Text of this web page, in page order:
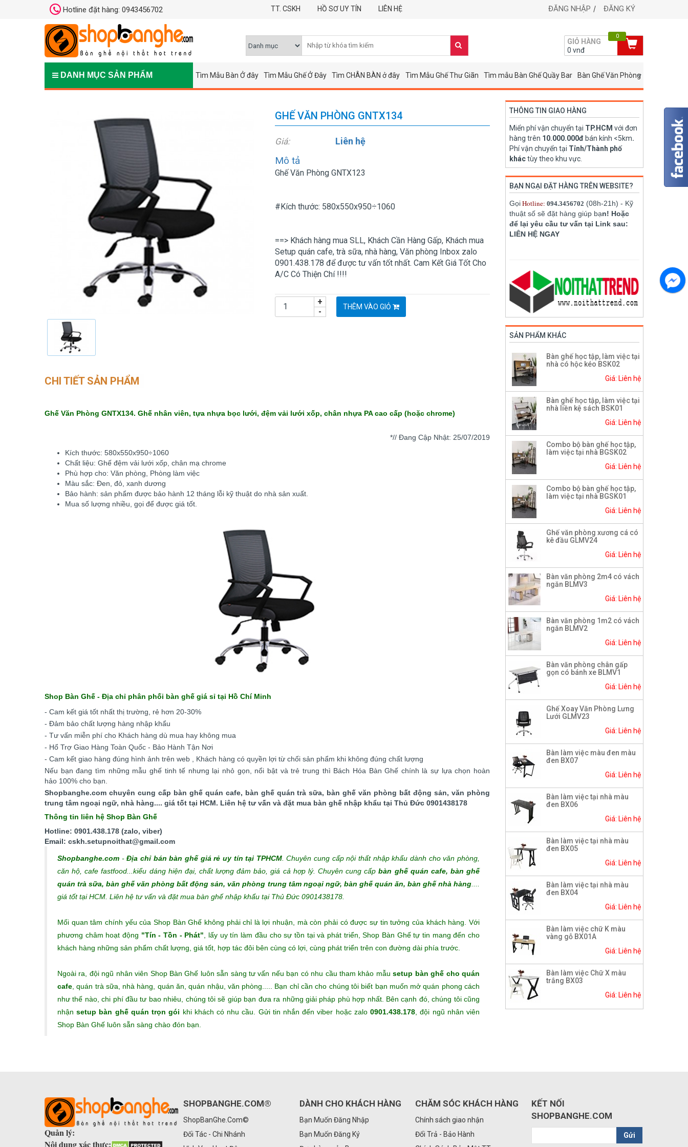
Hotline đặt hàng: 0943456702 TT. CSKH HỒ SƠ UY TÍN LIÊN HỆ ĐĂNG NHẬP ĐĂNG KÝ
GIỎ HÀNG
0 vnđ
0
DANH MỤC SẢN PHẨM Tìm Mẫu Bàn Ở đây Tìm Mẫu Ghế Ở Đây Tìm CHÂN BÀN ở đây Tìm Mẫu Ghế Thư Giãn Tìm mẫu Bàn Ghế Quầy Bar Bàn Ghế Văn Phòng
GHẾ VĂN PHÒNG GNTX134
Giá: Liên hệ
Mô tả
Ghế Văn Phòng GNTX123
#Kích thước: 580x550x950÷1060
==> Khách hàng mua SLL, Khách Cần Hàng Gấp, Khách mua
Setup quán cafe, trà sữa, nhà hàng, Văn phòng Inbox zalo
0901.438.178 để được tư vấn tốt nhất. Cam Kết Giá Tốt Cho
A/C Có Thiện Chí !!!!
-
+ THÊM VÀO GIỎ
CHI TIẾT SẢN PHẨM
Ghế Văn Phòng GNTX134. Ghế nhân viên, tựa nhựa bọc lưới, đệm vải lưới xốp, chân nhựa PA cao cấp (hoặc chrome)
*// Đang Cập Nhật: 25/07/2019
Kích thước: 580x550x950÷1060
Chất liệu: Ghế đệm vải lưới xốp, chân mạ chrome
Phù hợp cho: Văn phòng, Phòng làm việc
Màu sắc: Đen, đỏ, xanh dương
Bảo hành: sản phẩm được bảo hành 12 tháng lỗi kỹ thuật do nhà sản xuất.
Mua số lượng nhiều, gọi để được giá tốt.
Shop Bàn Ghế - Địa chỉ phân phối bàn ghế giá sỉ tại Hồ Chí Minh
- Cam kết giá tốt nhất thị trường, rẻ hơn 20-30%
- Đảm bảo chất lượng hàng nhập khẩu
- Tư vấn miễn phí cho Khách hàng dù mua hay không mua
- Hổ Trợ Giao Hàng Toàn Quốc - Bảo Hành Tận Nơi
- Cam kết giao hàng đúng hình ảnh trên web , Khách hàng có quyền lợi từ chối sản phẩm khi không đúng chất lượng
Nếu bạn đang tìm những mẫu ghế tinh tế nhưng lại nhỏ gọn, nổi bật và trẻ trung thì Bách Hóa Bàn Ghế chính là sự lựa chọn hoàn
hảo 100% cho bạn.
Shopbanghe.com chuyên cung cấp bàn ghế quán cafe, bàn ghế quán trà sữa, bàn ghế văn phòng bất động sản, văn phòng
trung tâm ngoại ngữ, nhà hàng.... giá tốt tại HCM. Liên hệ tư vấn và đặt mua bàn ghế nhập khẩu tại Thủ Đức 0901438178
Thông tin liên hệ Shop Bàn Ghế
Hotline: 0901.438.178 (zalo, viber)
Email: cskh.setupnoithat@gmail.com
Shopbanghe.com -Địa chỉ bán bàn ghế giá rẻ uy tín tại TPHCM. Chuyên cung cấp nội thất nhập khẩu dành cho văn phòng,
căn hộ, cafe fastfood...kiểu dáng hiện đại, chất lượng đảm bảo, giá cả hợp lý. Chuyên cung cấpbàn ghế quán cafe, bàn ghế
quán trà sữa, bàn ghế văn phòng bất động sản, văn phòng trung tâm ngoại ngữ, bàn ghế quán ăn, bàn ghế nhà hàng
giá tốt tại HCM. Liên hệ tư vấn và đặt mua bàn ghế nhập khẩu tại Thủ Đức 0901438178.
Mối quan tâm chính yếu của Shop Bàn Ghế không phải chỉ là lợi nhuận, mà còn phải có được sự tin tưởng của khách hàng. Với
phương châm hoạt động "Tín - Tồn - Phát" , lấy uy tín làm đầu cho sự tồn tại và phát triển, Shop Bàn Ghế tự tin mang đến cho
khách hàng những sản phẩm chất lượng, giá tốt, hợp tác đôi bên cùng có lợi, cùng phát triển trên con đường dài phía trước.
Ngoài ra, đội ngũ nhân viên Shop Bàn Ghế luôn sẵn sàng tư vấn nếu bạn có nhu cầu tham khảo mẫusetup bàn ghế cho quán
cafe , quán trà sữa, nhà hàng, quán ăn, quán nhậu, văn phòng..... Bạn chỉ cần cho chúng tôi biết bạn muốn mở quán phong cách
như thế nào, chi phí đầu tư bao nhiêu, chúng tôi sẽ giúp bạn đưa ra những giải pháp phù hợp nhất. Bên cạnh đó, chúng tôi cũng
nhậnsetup bàn ghế quán trọn gói khi khách có nhu cầu. Gửi tin nhắn đến viber hoặc zalo0901.438.178 , đội ngũ nhân viên
Shop Bàn Ghế luôn sẵn sàng chào đón bạn.
THÔNG TIN GIAO HÀNG
Miển phí vận chuyển tại TP.HCM với đơn
hàng trên 10.000.000đ bán kính <5km.
Phí vận chuyển tại Tỉnh/Thành phố
kháctùy theo khu vực.
BẠN NGẠI ĐẶT HÀNG TRÊN WEBSITE?
GọiHotline: 094.3456702 (08h-21h) - Kỹ
thuật số sẽ đặt hàng giúp bạn! Hoặc
để lại yêu cầu tư vấn tại Link sau:
LIÊN HỆ NGAY
SẢN PHẨM KHÁC
Bàn ghế học tập, làm việc tại
nhà có hộc kéo BSK02
Giá: Liên hệ
Bàn ghế học tập, làm việc tại
nhà liền kệ sách BSK01
Giá: Liên hệ
Combo bộ bàn ghế học tập,
làm việc tại nhà BGSK02
Giá: Liên hệ
Combo bộ bàn ghế học tập,
làm việc tại nhà BGSK01
Giá: Liên hệ
Ghế văn phòng xương cá có
kê đầu GLMV24
Giá: Liên hệ
Bàn văn phòng 2m4 có vách
ngăn BLMV3
Giá: Liên hệ
Bàn văn phòng 1m2 có vách
ngăn BLMV2
Giá: Liên hệ
Bàn văn phòng chân gấp
gọn có bánh xe BLMV1
Giá: Liên hệ
Ghế Xoay Văn Phòng Lưng
Lưới GLMV23
Giá: Liên hệ
Bàn làm việc màu đen màu
đen BX07
Giá: Liên hệ
Bàn làm việc tại nhà màu
đen BX06
Giá: Liên hệ
Bàn làm việc tại nhà màu
đen BX05
Giá: Liên hệ
Bàn làm việc tại nhà màu
đen BX04
Giá: Liên hệ
Bàn làm việc chữ K màu
vàng gỗ BX01A
Giá: Liên hệ
Bàn làm việc Chữ X màu
trắng BX03
Giá: Liên hệ
Quản lý:
Nội dung xác thực:
SHOPBANGHE.COM®
ShopBanGhe.Com©
Đối Tác - Chi Nhánh
DÀNH CHO KHÁCH HÀNG
Bạn Muốn Đăng Nhập
Bạn Muốn Đăng Ký
CHĂM SÓC KHÁCH HÀNG
Chính sách giao nhận
Đổi Trả - Bảo Hành
KẾT NỐI
SHOPBANGHE.COM
Gửi